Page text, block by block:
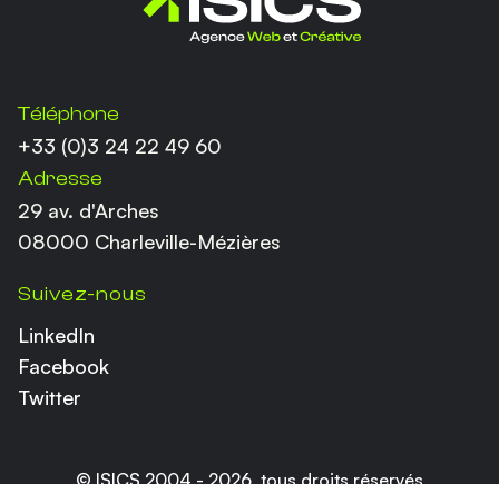
Coordonnées
Téléphone
+33 (0)3 24 22 49 60
Adresse
29 av. d'Arches
08000 Charleville-Mézières
Suivez-nous
LinkedIn
Facebook
Twitter
© ISICS 2004 - 2026 , tous droits réservés